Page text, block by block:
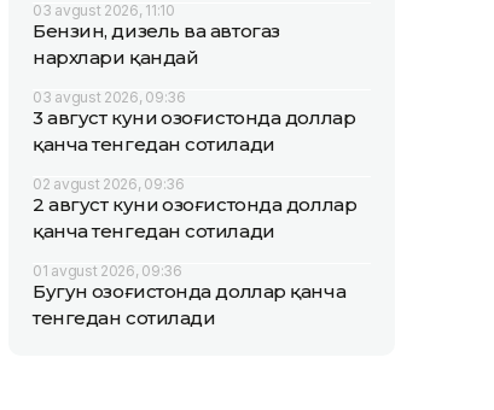
03 avgust 2026, 11:10
Бензин, дизель ва автогаз
нархлари қандай
03 avgust 2026, 09:36
3 август куни Қозоғистонда доллар
қанча тенгедан сотилади
02 avgust 2026, 09:36
2 август куни Қозоғистонда доллар
қанча тенгедан сотилади
01 avgust 2026, 09:36
Бугун Қозоғистонда доллар қанча
тенгедан сотилади